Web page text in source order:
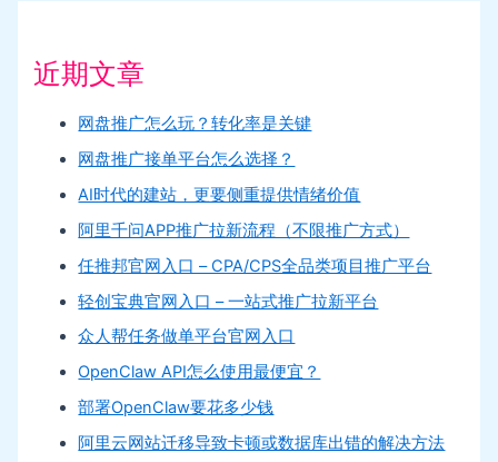
近期文章
网盘推广怎么玩？转化率是关键
网盘推广接单平台怎么选择？
AI时代的建站，更要侧重提供情绪价值
阿里千问APP推广拉新流程（不限推广方式）
任推邦官网入口 – CPA/CPS全品类项目推广平台
轻创宝典官网入口 – 一站式推广拉新平台
众人帮任务做单平台官网入口
OpenClaw API怎么使用最便宜？
部署OpenClaw要花多少钱
阿里云网站迁移导致卡顿或数据库出错的解决方法